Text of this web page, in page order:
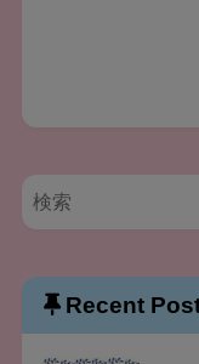
Recent